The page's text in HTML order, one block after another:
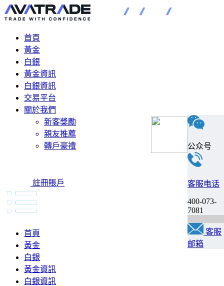
首頁
黃金
白銀
黃金資訊
白銀資訊
交易平台
關於我們
新客獎勵
親友推薦
轉戶豪禮
註冊賬戶
首頁
黃金
白銀
黃金資訊
白銀資訊
公众号
客服电话
400-073-
7081
客服
邮箱